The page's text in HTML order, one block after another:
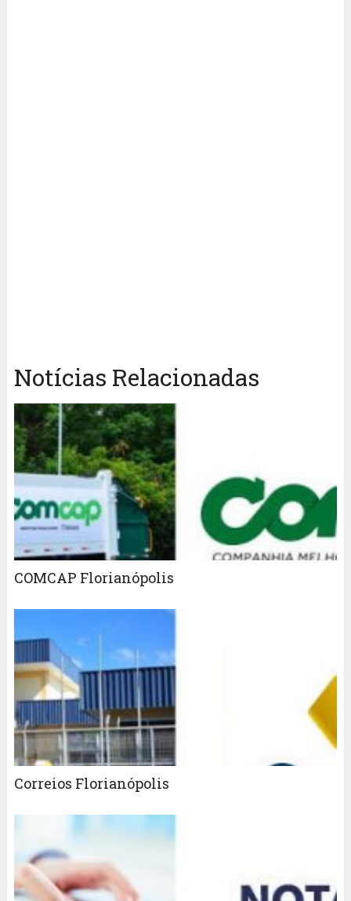
Notícias Relacionadas
COMCAP Florianópolis
Correios Florianópolis